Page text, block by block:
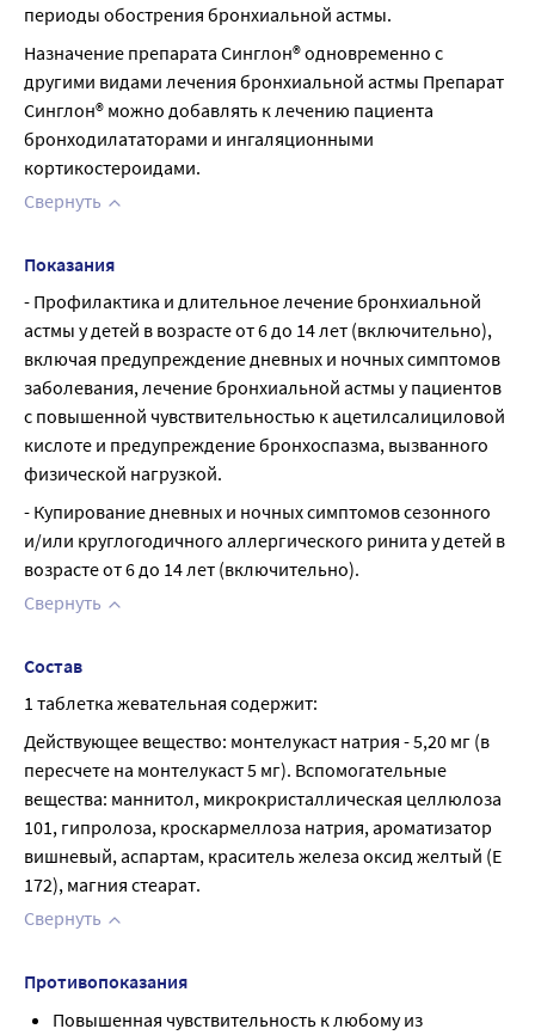
периоды обострения бронхиальной астмы.
Назначение препарата Синглон® одновременно с
другими видами лечения бронхиальной астмы Препарат
Синглон® можно добавлять к лечению пациента
бронходилататорами и ингаляционными
кортикостероидами.
Свернуть
Показания
- Профилактика и длительное лечение бронхиальной
астмы у детей в возрасте от 6 до 14 лет (включительно),
включая предупреждение дневных и ночных симптомов
заболевания, лечение бронхиальной астмы у пациентов
с повышенной чувствительностью к ацетилсалициловой
кислоте и предупреждение бронхоспазма, вызванного
физической нагрузкой.
- Купирование дневных и ночных симптомов сезонного
и/или круглогодичного аллергического ринита у детей в
возрасте от 6 до 14 лет (включительно).
Свернуть
Состав
1 таблетка жевательная содержит:
Действующее вещество: монтелукаст натрия - 5,20 мг (в
пересчете на монтелукаст 5 мг). Вспомогательные
вещества: маннитол, микрокристаллическая целлюлоза
101, гипролоза, кроскармеллоза натрия, ароматизатор
вишневый, аспартам, краситель железа оксид желтый (Е
172), магния стеарат.
Свернуть
Противопоказания
Повышенная чувствительность к любому из